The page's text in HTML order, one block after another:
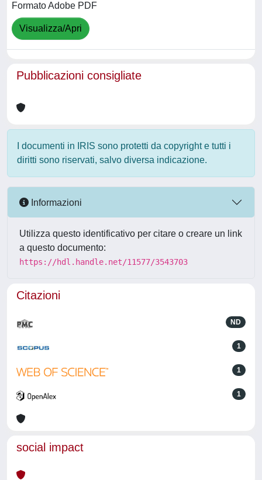
Formato Adobe PDF
Visualizza/Apri
Pubblicazioni consigliate
I documenti in IRIS sono protetti da copyright e tutti i
diritti sono riservati, salvo diversa indicazione.
Informazioni
Utilizza questo identificativo per citare o creare un link
a questo documento:
https://hdl.handle.net/11577/3543703
Citazioni
ND
1
1
1
social impact